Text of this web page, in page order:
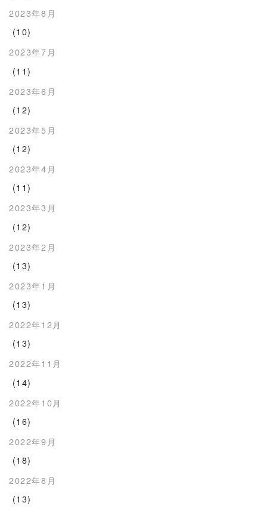
2023年8月
(10)
2023年7月
(11)
2023年6月
(12)
2023年5月
(12)
2023年4月
(11)
2023年3月
(12)
2023年2月
(13)
2023年1月
(13)
2022年12月
(13)
2022年11月
(14)
2022年10月
(16)
2022年9月
(18)
2022年8月
(13)